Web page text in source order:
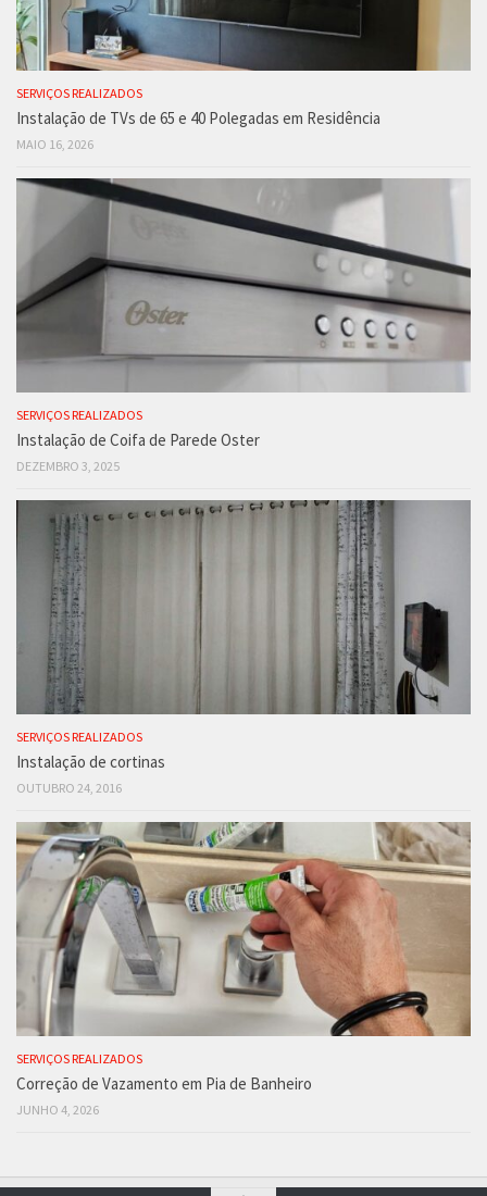
SERVIÇOS REALIZADOS
Instalação de TVs de 65 e 40 Polegadas em Residência
MAIO 16, 2026
SERVIÇOS REALIZADOS
Instalação de Coifa de Parede Oster
DEZEMBRO 3, 2025
SERVIÇOS REALIZADOS
Instalação de cortinas
OUTUBRO 24, 2016
SERVIÇOS REALIZADOS
Correção de Vazamento em Pia de Banheiro
JUNHO 4, 2026